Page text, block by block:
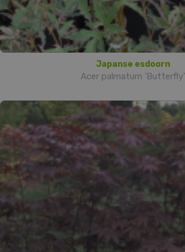
Japanse esdoorn
Acer palmatum 'Butterfly'